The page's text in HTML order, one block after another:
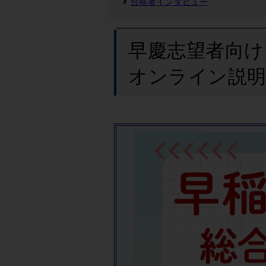
合格者インタビュー
早慶志望者向け
オンライン説